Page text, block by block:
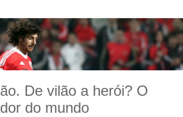
De vilão a herói? O
do mundo